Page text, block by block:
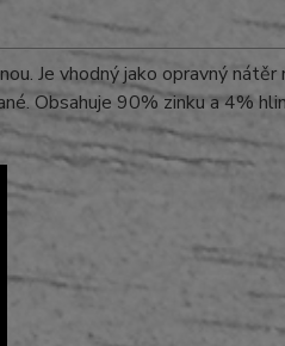
Je vhodný jako opravný nátěr
Obsahuje 90% zinku a 4%